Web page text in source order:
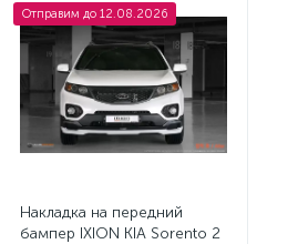
Отправим до 12.08.2026
Накладка на передний
бампер IXION KIA Sorento 2